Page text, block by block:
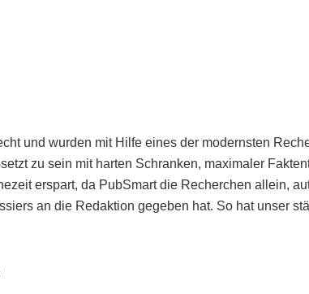
und wurden mit Hilfe eines der modernsten
zu sein mit harten Schranken, maximaler
erspart, da PubSmart die Recherchen allein,
an die Redaktion gegeben hat. So hat unser